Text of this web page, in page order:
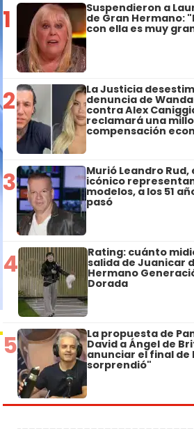
1 Suspendieron a
de Gran Hermano:
con ella es muy
2 La Justicia
denuncia de
contra Alex
reclamará una
compensación
3 Murió Leandro Rud,
icónico
modelos, a los 51
pasó
4 Rating: cuánto
salida de Juanicar
Hermano
Dorada
5 La propuesta de
David a Ángel de
anunciar el final de
sorprendió"